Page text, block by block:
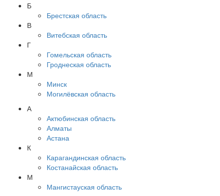
Б
Брестская область
В
Витебская область
Г
Гомельская область
Гроднеская область
М
Минск
Могилёвская область
А
Актюбинская область
Алматы
Астана
К
Карагандинская область
Костанайская область
М
Мангистауская область